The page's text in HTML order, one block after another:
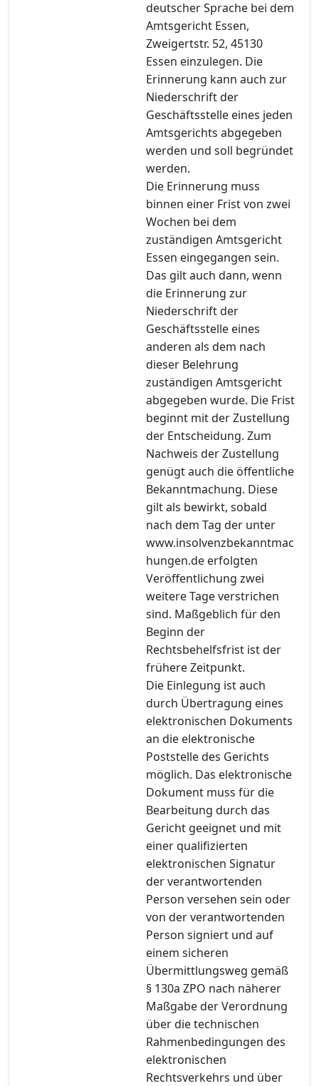
deutscher Sprache bei dem
Amtsgericht Essen,
Zweigertstr. 52, 45130
Essen einzulegen. Die
Erinnerung kann auch zur
Niederschrift der
Geschäftsstelle eines jeden
Amtsgerichts abgegeben
werden und soll begründet
werden.
Die Erinnerung muss
binnen einer Frist von zwei
Wochen bei dem
zuständigen Amtsgericht
Essen eingegangen sein.
Das gilt auch dann, wenn
die Erinnerung zur
Niederschrift der
Geschäftsstelle eines
anderen als dem nach
dieser Belehrung
zuständigen Amtsgericht
abgegeben wurde. Die Frist
beginnt mit der Zustellung
der Entscheidung. Zum
Nachweis der Zustellung
genügt auch die öffentliche
Bekanntmachung. Diese
gilt als bewirkt, sobald
nach dem Tag der unter
www.insolvenzbekanntmac
hungen.de erfolgten
Veröffentlichung zwei
weitere Tage verstrichen
sind. Maßgeblich für den
Beginn der
Rechtsbehelfsfrist ist der
frühere Zeitpunkt.
Die Einlegung ist auch
durch Übertragung eines
elektronischen Dokuments
an die elektronische
Poststelle des Gerichts
möglich. Das elektronische
Dokument muss für die
Bearbeitung durch das
Gericht geeignet und mit
einer qualifizierten
elektronischen Signatur
der verantwortenden
Person versehen sein oder
von der verantwortenden
Person signiert und auf
einem sicheren
Übermittlungsweg gemäß
§ 130a ZPO nach näherer
Maßgabe der Verordnung
über die technischen
Rahmenbedingungen des
elektronischen
Rechtsverkehrs und über